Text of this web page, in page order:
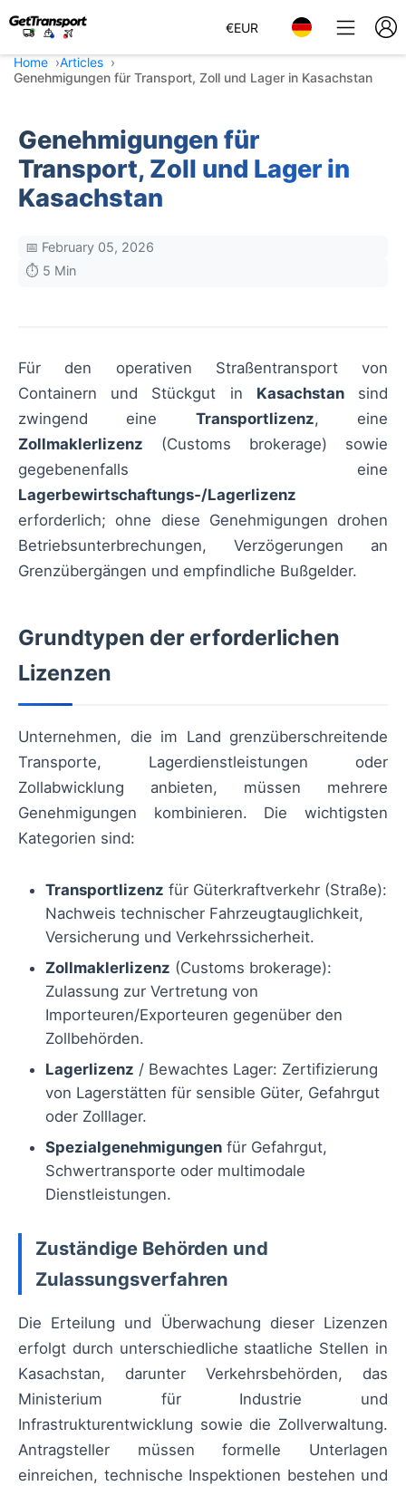
€EUR
Home
Articles
Genehmigungen für Transport, Zoll und Lager in Kasachstan
Genehmigungen für
Transport, Zoll und Lager in
Kasachstan
📅 February 05, 2026
⏱️ 5 Min
Für den operativen Straßentransport von
Containern und Stückgut in Kasachstansind
zwingend eine Transportlizenz, eine
Zollmaklerlizenz (Customs brokerage) sowie
gegebenenfalls eine
Lagerbewirtschaftungs‑/Lagerlizenz
erforderlich; ohne diese Genehmigungen drohen
Betriebsunterbrechungen, Verzögerungen an
Grenzübergängen und empfindliche Bußgelder.
Grundtypen der erforderlichen
Lizenzen
Unternehmen, die im Land grenzüberschreitende
Transporte, Lagerdienstleistungen oder
Zollabwicklung anbieten, müssen mehrere
Genehmigungen kombinieren. Die wichtigsten
Kategorien sind:
Transportlizenz für Güterkraftverkehr (Straße):
Nachweis technischer Fahrzeugtauglichkeit,
Versicherung und Verkehrssicherheit.
Zollmaklerlizenz (Customs brokerage):
Zulassung zur Vertretung von
Importeuren/Exporteuren gegenüber den
Zollbehörden.
Lagerlizenz / Bewachtes Lager: Zertifizierung
von Lagerstätten für sensible Güter, Gefahrgut
oder Zolllager.
Spezialgenehmigungen für Gefahrgut,
Schwertransporte oder multimodale
Dienstleistungen.
Zuständige Behörden und
Zulassungsverfahren
Die Erteilung und Überwachung dieser Lizenzen
erfolgt durch unterschiedliche staatliche Stellen in
Kasachstan, darunter Verkehrsbehörden, das
Ministerium für Industrie und
Infrastrukturentwicklung sowie die Zollverwaltung.
Antragsteller müssen formelle Unterlagen
einreichen, technische Inspektionen bestehen und